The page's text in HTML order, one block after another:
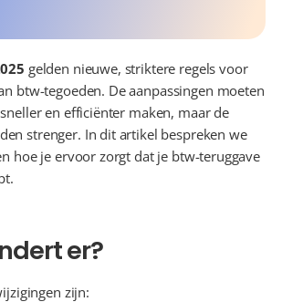
gelden nieuwe, striktere regels voor
btw-tegoeden. De aanpassingen moeten
en efficiënter maken, maar de
strenger. In dit artikel bespreken we
hoe je ervoor zorgt dat je btw-teruggave
er?
zijn: